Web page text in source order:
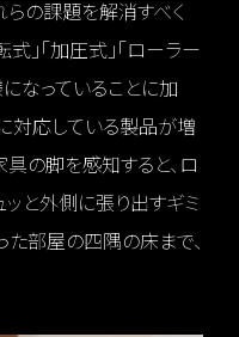
らの課題を解消すべく
」「加圧式」「ローラー
なっていることに加
対応している製品が増
の脚を感知すると、ロ
と外側に張り出すギミ
た部屋の四隅の床まで、